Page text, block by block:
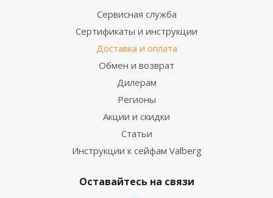
Сервисная служба
Сертификаты и инструкции
Доставка и оплата
Обмен и возврат
Дилерам
Регионы
Акции и скидки
Статьи
Инструкции к сейфам Valberg
Оставайтесь на связи